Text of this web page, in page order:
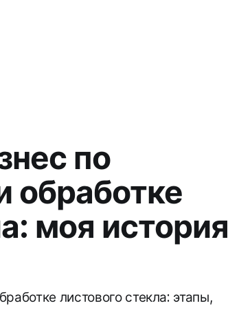
по
обработке
моя история
листового стекла: этапы,